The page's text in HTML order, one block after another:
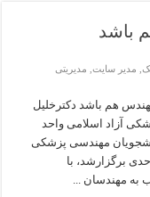
باشد
مدیر سایت مدیریتی
هم باشد دکترخلیل
آزاد اسلامی واحد
مهندسی پزشکی
برگزارشد، با
به مهندسان ...